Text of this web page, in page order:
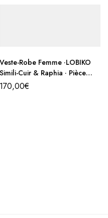
Veste-Robe Femme ·LOBIKO
Simili-Cuir & Raphia · Pièce
Unique
170,00€